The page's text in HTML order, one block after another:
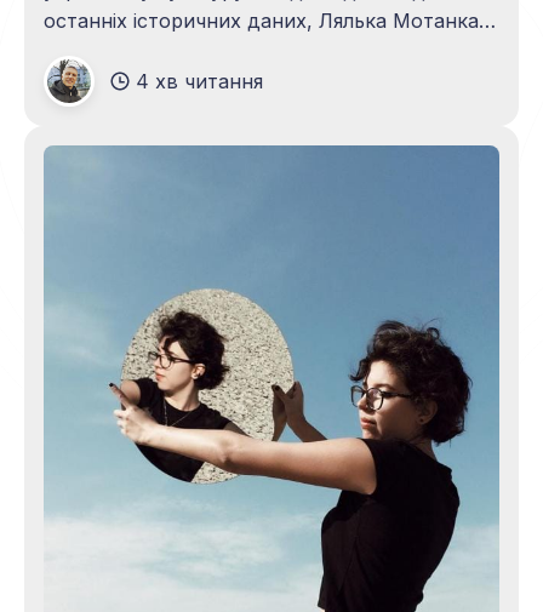
останніх історичних даних, Лялька Мотанка
Древні українці вірили, що це - амулет, який
може захистити господаря і сприяти
здійсненню його мрій. У повсякденному житті
4 хв читання